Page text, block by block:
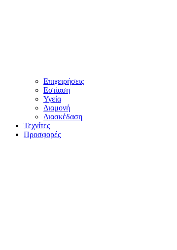
Επιχειρήσεις
Εστίαση
Υγεία
Διαμονή
Διασκέδαση
Τεχνίτες
Προσφορές